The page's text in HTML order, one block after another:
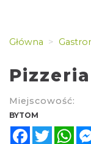
Główna
Miejscowość:
BYTOM
FacebookTwitter